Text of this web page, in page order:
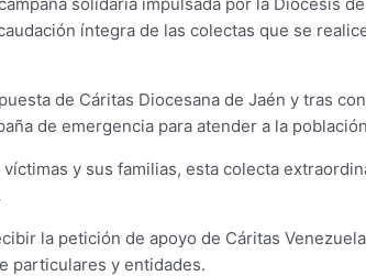
íntegra de las colectas que se
de Cáritas Diocesana de Jaén y tras
de emergencia para atender a la
y sus familias, esta colecta
la petición de apoyo de Cáritas
particulares y entidades.